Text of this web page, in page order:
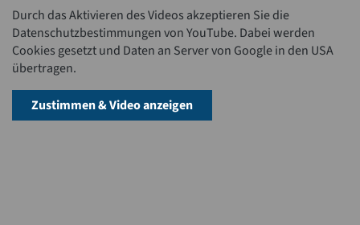
Durch das Aktivieren des Videos akzeptieren Sie die
Datenschutzbestimmungen von YouTube. Dabei werden
Cookies gesetzt und Daten an Server von Google in den USA
übertragen.
Zustimmen & Video anzeigen